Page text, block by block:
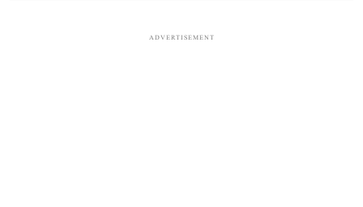
ADVERTISEMENT